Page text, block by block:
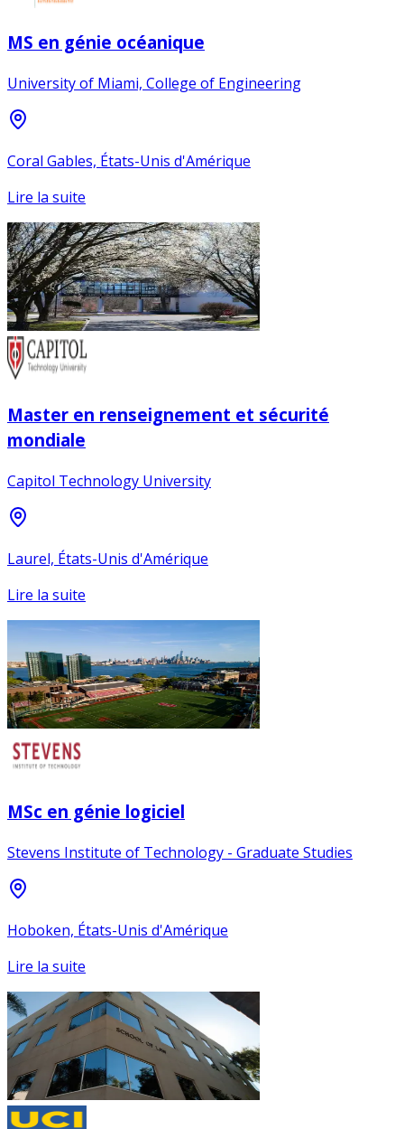
MS en génie océanique
University of Miami, College of Engineering
Coral Gables, États-Unis d'Amérique
Lire la suite
Master en renseignement et sécurité
mondiale
Capitol Technology University
Laurel, États-Unis d'Amérique
Lire la suite
MSc en génie logiciel
Stevens Institute of Technology - Graduate Studies
Hoboken, États-Unis d'Amérique
Lire la suite